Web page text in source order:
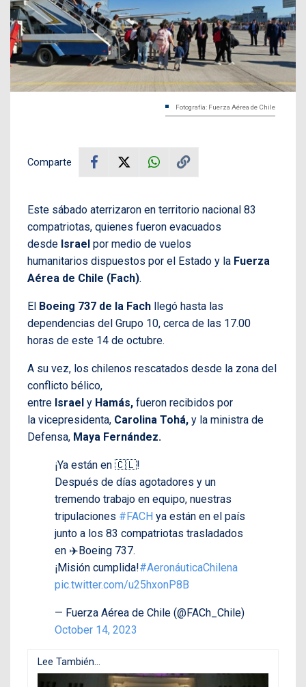
Fotografía: Fuerza Aérea de Chile
Comparte
Este sábado aterrizaron en territorio nacional 83
compatriotas, quienes fueron evacuados
desde Israel por medio de vuelos
humanitarios dispuestos por el Estado y la Fuerza
Aérea de Chile (Fach).
El Boeing 737 de la Fach llegó hasta las
dependencias del Grupo 10, cerca de las 17.00
horas de este 14 de octubre.
A su vez, los chilenos rescatados desde la zona del
conflicto bélico,
entre Israel y Hamás, fueron recibidos por
la vicepresidenta, Carolina Tohá, y la ministra de
Defensa, Maya Fernández.
¡Ya están en 🇨🇱!
Después de días agotadores y un
tremendo trabajo en equipo, nuestras
tripulaciones #FACH ya están en el país
junto a los 83 compatriotas trasladados
en ✈️Boeing 737.
¡Misión cumplida!#AeronáuticaChilena
pic.twitter.com/u25hxonP8B
— Fuerza Aérea de Chile (@FACh_Chile)
October 14, 2023
Lee También...